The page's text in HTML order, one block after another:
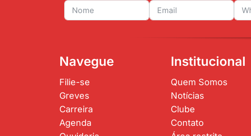
Navegue
Filie-se
Greves
Carreira
Agenda
Institucional
Quem Somos
Notícias
Clube
Contato